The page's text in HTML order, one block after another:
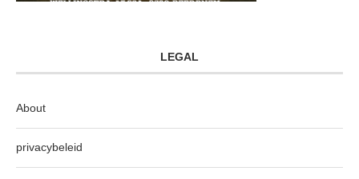
LEGAL
About
privacybeleid